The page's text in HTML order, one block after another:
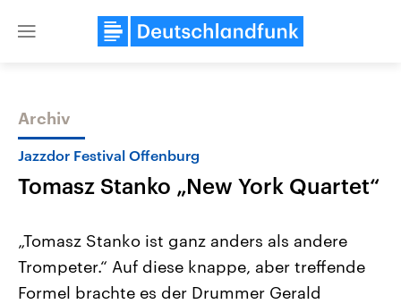
Close
Themen
Archiv
Jazzdor Festival Offenburg
Tomasz Stanko „New York Quartet“
„Tomasz Stanko ist ganz anders als andere
Trompeter.“ Auf diese knappe, aber treffende
Formel brachte es der Drummer Gerald